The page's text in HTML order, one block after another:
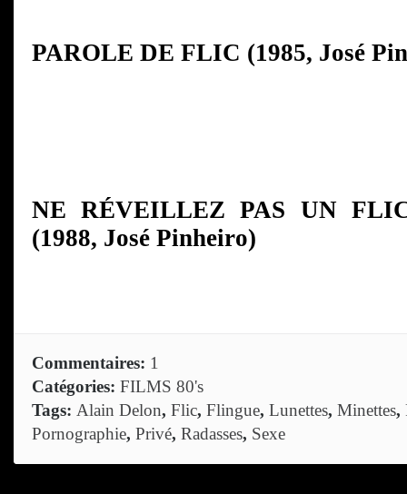
PAROLE DE FLIC (1985, José
NE RÉVEILLEZ PAS UN
(1988, José Pinheiro)
Commentaires: 1
Catégories: FILMS 80's
Tags: Alain Delon, Flic, Flingue, Lunettes, Minettes,
Pornographie, Privé, Radasses, Sexe